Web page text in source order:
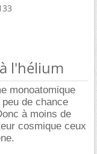
l'hélium
monoatomique
de chance
à moins de
cosmique ceux